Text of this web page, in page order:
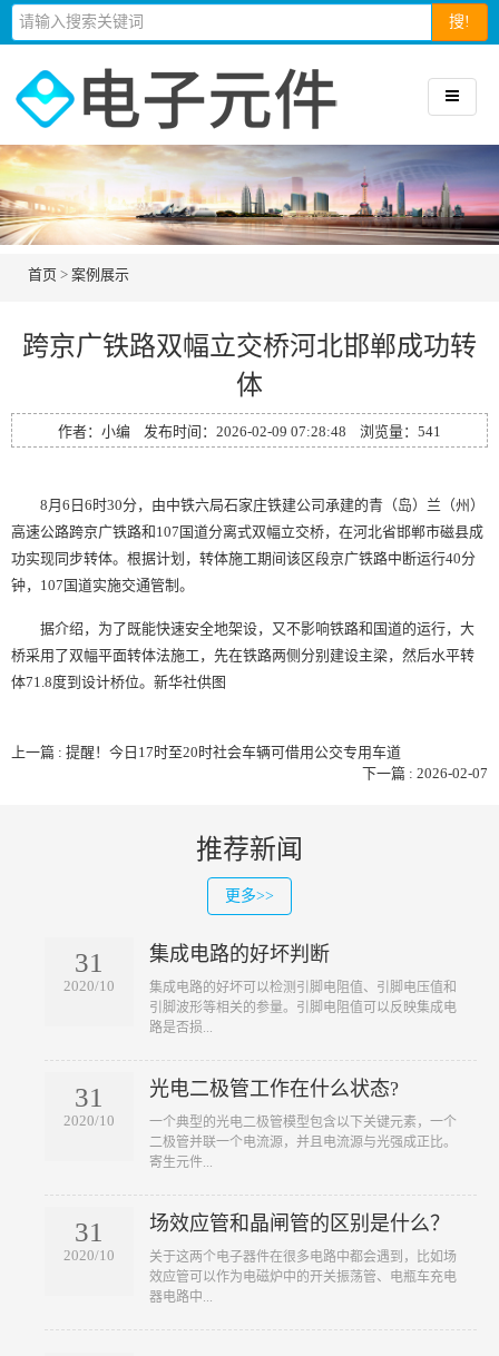
搜!
首页 > 案例展示
跨京广铁路双幅立交桥河北邯郸成功转
体
作者：小编 发布时间：2026-02-09 07:28:48 浏览量： 541
8月6日6时30分，由中铁六局石家庄铁建公司承建的青（岛）兰（州）
高速公路跨京广铁路和107国道分离式双幅立交桥，在河北省邯郸市磁县成
功实现同步转体。根据计划，转体施工期间该区段京广铁路中断运行40分
钟，107国道实施交通管制。
据介绍，为了既能快速安全地架设，又不影响铁路和国道的运行，大
桥采用了双幅平面转体法施工，先在铁路两侧分别建设主梁，然后水平转
体71.8度到设计桥位。新华社供图
上一篇 : 提醒！今日17时至20时社会车辆可借用公交专用车道
下一篇 : 2026-02-07
推荐新闻
更多>>
31
2020/10
集成电路的好坏判断
​集成电路的好坏可以检测引脚电阻值、引脚电压值和
引脚波形等相关的参量。引脚电阻值可以反映集成电
路是否损...
31
2020/10
光电二极管工作在什么状态?
​一个典型的光电二极管模型包含以下关键元素，一个
二极管并联一个电流源，并且电流源与光强成正比。
寄生元件...
31
2020/10
场效应管和晶闸管的区别是什么？
​关于这两个电子器件在很多电路中都会遇到，比如场
效应管可以作为电磁炉中的开关振荡管、电瓶车充电
器电路中...